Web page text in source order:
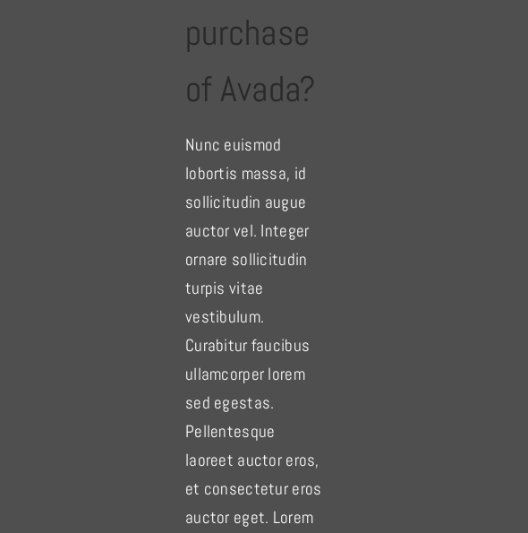
purchase
of Avada?
Nunc euismod
lobortis massa, id
sollicitudin augue
auctor vel. Integer
ornare sollicitudin
turpis vitae
vestibulum.
Curabitur faucibus
ullamcorper lorem
sed egestas.
Pellentesque
laoreet auctor eros,
et consectetur eros
auctor eget. Lorem